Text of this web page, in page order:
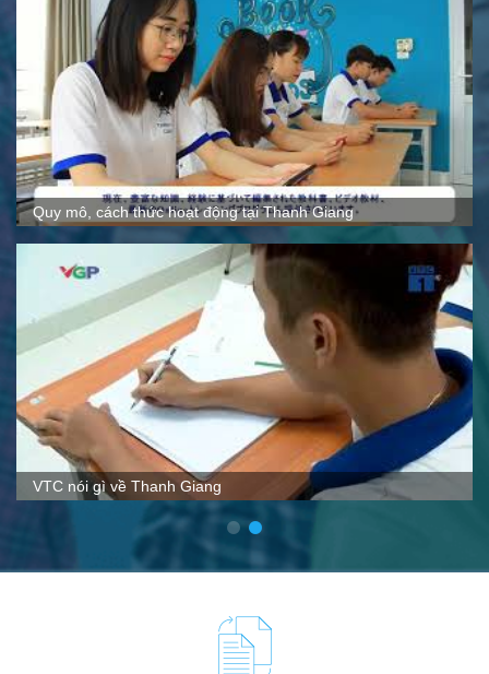
Quy mô, cách thức hoạt động tại Thanh Giang
VTC nói gì về Thanh Giang